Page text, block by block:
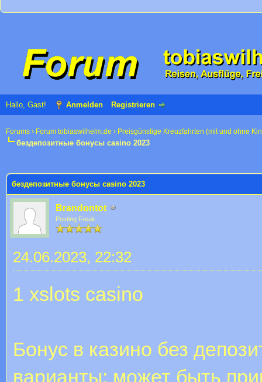
Hallo, Gast! Anmelden Registrieren
Forums › Forum tobiaswilhelm.de › Preisgünstige Kreuzfahrten (mit und ohne
бездепозитные бонусы casino 2023
бездепозитные бонусы casino 2023
Brandontot
Posting Freak
24.06.2023, 22:32
1 xslots casino
Бонус в казино без
варианты: может быть